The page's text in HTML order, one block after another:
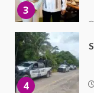
4
5